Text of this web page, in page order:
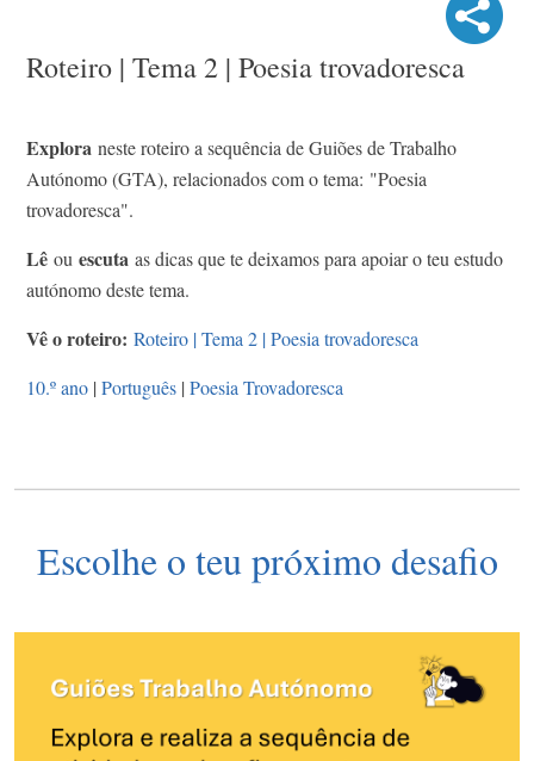
Roteiro | Tema 2 | Poesia trovadoresca
Explora neste roteiro a sequência de Guiões de Trabalho
Autónomo (GTA), relacionados com o tema: "Poesia
trovadoresca".
Lê ou escuta as dicas que te deixamos para apoiar o teu estudo
autónomo deste tema.
Vê o roteiro: Roteiro | Tema 2 | Poesia trovadoresca
10.º ano |Português |Poesia Trovadoresca
Escolhe o teu próximo desafio